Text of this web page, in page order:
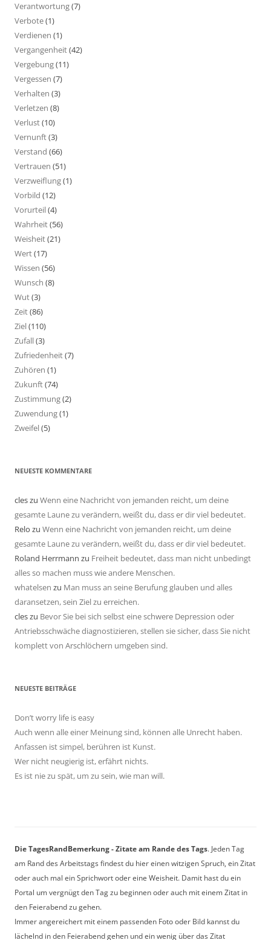
Verantwortung(7)
Verbote(1)
Verdienen (1)
Vergangenheit(42)
Vergebung(11)
Vergessen (7)
Verhalten (3)
Verletzen (8)
Verlust(10)
Vernunft(3)
Verstand (66)
Vertrauen (51)
Verzweiflung(1)
Vorbild (12)
Vorurteil(4)
Wahrheit(56)
Weisheit(21)
Wert(17)
Wissen (56)
Wunsch (8)
Wut(3)
Zeit(86)
Ziel(110)
Zufall(3)
Zufriedenheit(7)
Zuhören (1)
Zukunft(74)
Zustimmung(2)
Zuwendung(1)
Zweifel(5)
NEUESTE KOMMENTARE
cleszu Wenn eine Nachricht von jemanden reicht, um deine
gesamte Laune zu verändern, weißt du, dass er dir viel bedeutet.
Relo zu Wenn eine Nachricht von jemanden reicht, um deine
gesamte Laune zu verändern, weißt du, dass er dir viel bedeutet.
Roland Herrmann zu Freiheit bedeutet, dass man nicht unbedingt
alles so machen muss wie andere Menschen.
whatelsen zu Man muss an seine Berufung glauben und alles
daransetzen, sein Ziel zu erreichen.
cleszu Bevor Sie bei sich selbst eine schwere Depression oder
Antriebsschwäche diagnostizieren, stellen sie sicher, dass Sie nicht
komplett von Arschlöchern umgeben sind.
NEUESTE BEITRÄGE
Don’t worry life is easy
Auch wenn alle einer Meinung sind, können alle Unrecht haben.
Anfassen ist simpel, berühren ist Kunst.
Wer nicht neugierig ist, erfährt nichts.
Es ist nie zu spät, um zu sein, wie man will.
Die TagesRandBemerkung - Zitate am Rande des Tags. Jeden Tag
am Rand des Arbeitstags findest du hier einen witzigen Spruch, ein Zitat
oder auch mal ein Sprichwort oder eine Weisheit. Damit hast du ein
Portal um vergnügt den Tag zu beginnen oder auch mit einem Zitat in
den Feierabend zu gehen.
Immer angereichert mit einem passenden Foto oder Bild kannst du
lächelnd in den Feierabend gehen und ein wenig über das Zitat